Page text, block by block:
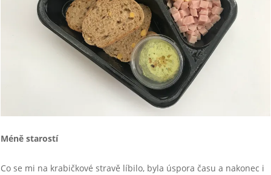
Méně starostí
Co se mi na krabičkové stravě líbilo, byla úspora času a nakonec i